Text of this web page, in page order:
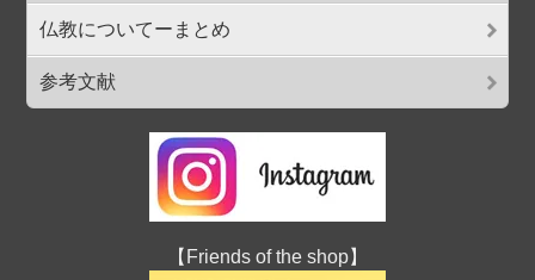
仏教についてーまとめ
参考文献
【Friends of the shop】